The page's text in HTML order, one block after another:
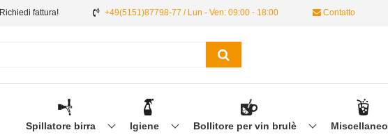
Richiedi fattura! +49(5151)87798-77 / Lun - Ven: 09:00 - 18:00 Contatto
Spillatore birra Igiene Bollitore per vin brulè Miscellaneo